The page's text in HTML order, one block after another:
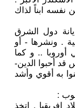
نفسه ابناً لذاك
دول الشرق
. ونشرها - أو
أوروبا .. و كما
قد أحبوا الدين-
به أقوي وأشد
:
افريقيا , اتخذ